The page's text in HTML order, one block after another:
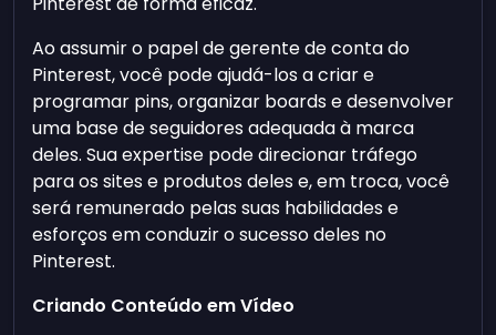
Ao assumir o papel de gerente de conta do
Pinterest, você pode ajudá-los a criar e
programar pins, organizar boards e desenvolver
uma base de seguidores adequada à marca
deles. Sua expertise pode direcionar tráfego
para os sites e produtos deles e, em troca, você
será remunerado pelas suas habilidades e
esforços em conduzir o sucesso deles no
Pinterest.
Criando Conteúdo em Vídeo